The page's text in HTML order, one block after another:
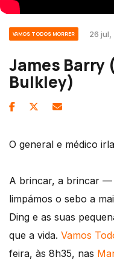
VAMOS TODOS MORRER 26
James Barry
Bulkley)
O general e médico
A brincar, a brincar
limpámos o sebo a
Ding e as suas
que a vida. Vamos
feira, às 8h35, nas